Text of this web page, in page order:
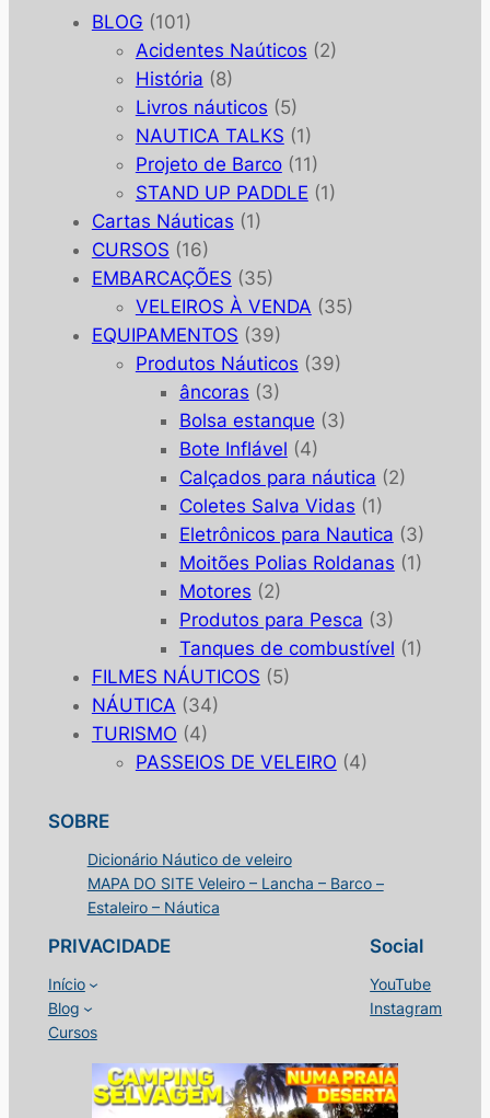
BLOG (101)
Acidentes Naúticos (2)
História (8)
Livros náuticos (5)
NAUTICA TALKS (1)
Projeto de Barco(11)
STAND UP PADDLE (1)
Cartas Náuticas (1)
CURSOS (16)
EMBARCAÇÕES (35)
VELEIROS À VENDA (35)
EQUIPAMENTOS (39)
Produtos Náuticos (39)
âncoras (3)
Bolsa estanque (3)
Bote Inflável (4)
Calçados para náutica (2)
Coletes Salva Vidas (1)
Eletrônicos para Nautica (3)
Moitões Polias Roldanas (1)
Motores (2)
Produtos para Pesca (3)
Tanques de combustível (1)
FILMES NÁUTICOS (5)
NÁUTICA (34)
TURISMO (4)
PASSEIOS DE VELEIRO (4)
SOBRE
Dicionário Náutico de veleiro
MAPA DO SITE Veleiro – Lancha – Barco –
Estaleiro – Náutica
PRIVACIDADE
Início
Blog
Cursos
Social
YouTube
Instagram